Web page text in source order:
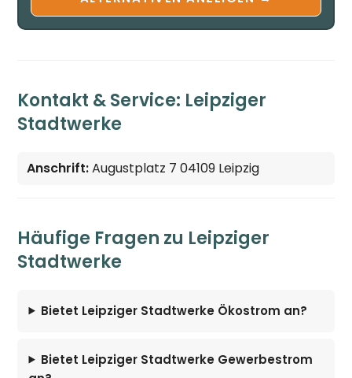
Kontakt & Service: Leipziger
Stadtwerke
Anschrift:Augustplatz 7 04109 Leipzig
Häufige Fragen zu Leipziger
Stadtwerke
Bietet Leipziger Stadtwerke Ökostrom an?
Bietet Leipziger Stadtwerke Gewerbestrom